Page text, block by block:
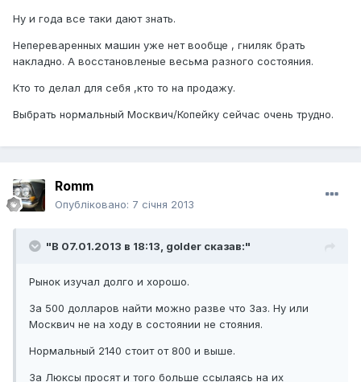
Ну и года все таки дают знать.
Непереваренных машин уже нет вообще , гниляк брать
накладно. А восстановленые весьма разного состояния.
Кто то делал для себя ,кто то на продажу.
Выбрать нормальный Москвич/Копейку сейчас очень трудно.
Romm
Опубліковано: 7 січня 2013
"В 07.01.2013 в 18:13, golder сказав:"
Рынок изучал долго и хорошо.
За 500 долларов найти можно разве что Заз. Ну или
Москвич не на ходу в состоянии не стояния.
Нормальный 2140 стоит от 800 и выше.
За Люксы просят и того больше ссылаясь на их